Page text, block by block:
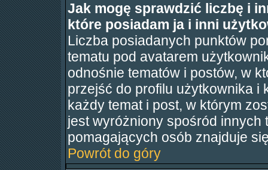
Jak mogę sprawdzić liczbę i
które posiadam ja i inni
Liczba posiadanych punktów
tematu pod avatarem
odnośnie tematów i postów, w
przejść do profilu użytkownika i
każdy temat i post, w którym
jest wyróżniony spośród innych
pomagających osób znajduje
Powrót do góry